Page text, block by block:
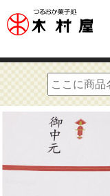
トップページ>季節のギフト> お中元